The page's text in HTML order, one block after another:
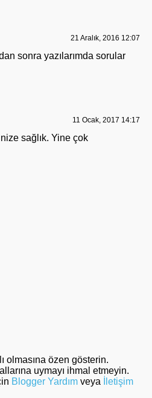
21 Aralık, 2016 12:07
sonra yazılarımda sorular
11 Ocak, 2017 14:17
sağlık. Yine çok
olmasına özen gösterin.
uymayı ihmal etmeyin.
Blogger Yardım veya
İletişim